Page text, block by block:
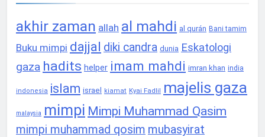
akhir zaman allah al mahdi al qurán Bani tamim
Buku mimpi dajjal diki candra dunia Eskatologi
gaza hadits helper imam mahdi imran khan india
indonesia islam israel kiamat Kyai Fadlil majelis gaza
malaysia mimpi Mimpi Muhammad Qasim
mimpi muhammad qosim mubasyirat